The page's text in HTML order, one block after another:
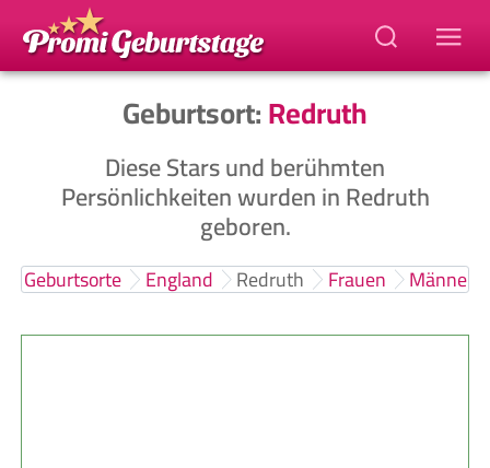
Geburtsort:Redruth
Diese Stars und berühmten
Persönlichkeiten wurden in Redruth
geboren.
Geburtsorte England Redruth Frauen Männer